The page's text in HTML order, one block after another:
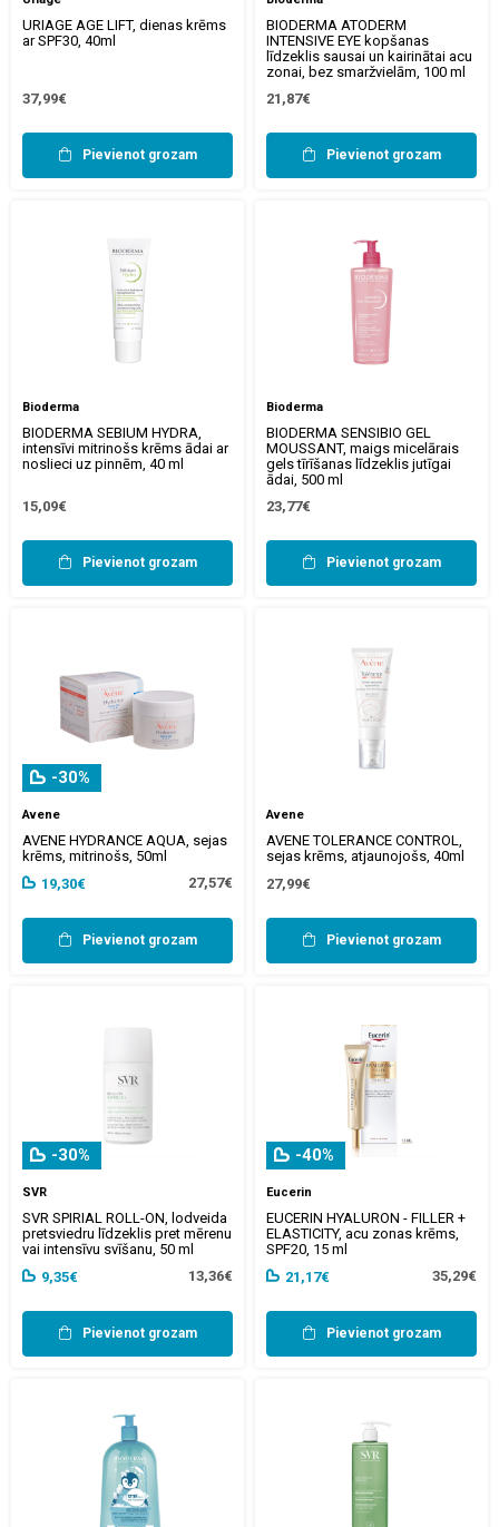
URIAGE AGE LIFT, dienas krēms
ar SPF30, 40ml
37,99€
Pievienot grozam
BIODERMA ATODERM
INTENSIVE EYE kopšanas
līdzeklis sausai un kairinātai acu
zonai, bez smaržvielām, 100 ml
21,87€
Pievienot grozam
Bioderma
BIODERMA SEBIUM HYDRA,
intensīvi mitrinošs krēms ādai ar
noslieci uz pinnēm, 40 ml
15,09€
Pievienot grozam
Bioderma
BIODERMA SENSIBIO GEL
MOUSSANT, maigs micelārais
gels tīrīšanas līdzeklis jutīgai
ādai, 500 ml
23,77€
Pievienot grozam
-30%
Avene
AVENE HYDRANCE AQUA, sejas
krēms, mitrinošs, 50ml
19,30€
27,57€
Pievienot grozam
Avene
AVENE TOLERANCE CONTROL,
sejas krēms, atjaunojošs, 40ml
27,99€
Pievienot grozam
-30%
SVR
SVR SPIRIAL ROLL-ON, lodveida
pretsviedru līdzeklis pret mērenu
vai intensīvu svīšanu, 50 ml
9,35€
13,36€
Pievienot grozam
-40%
Eucerin
EUCERIN HYALURON - FILLER +
ELASTICITY, acu zonas krēms,
SPF20, 15 ml
21,17€
35,29€
Pievienot grozam